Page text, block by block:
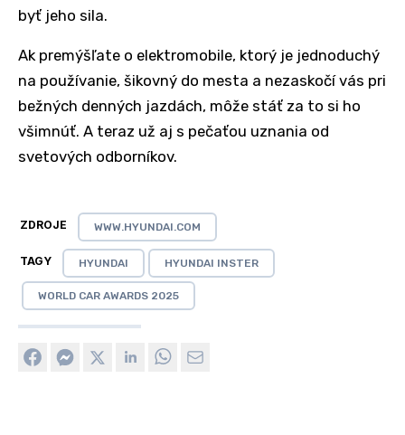
byť jeho sila.
Ak premýšľate o elektromobile, ktorý je jednoduchý
na používanie, šikovný do mesta a nezaskočí vás pri
bežných denných jazdách, môže stáť za to si ho
všimnúť. A teraz už aj s pečaťou uznania od
svetových odborníkov.
ZDROJE WWW.HYUNDAI.COM
TAGY HYUNDAI HYUNDAI INSTER
WORLD CAR AWARDS 2025